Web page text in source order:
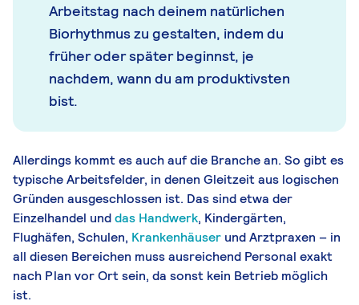
Arbeitstag nach deinem natürlichen
Biorhythmus zu gestalten, indem du
früher oder später beginnst, je
nachdem, wann du am produktivsten
bist.
Allerdings kommt es auch auf die Branche an. So gibt es
typische Arbeitsfelder, in denen Gleitzeit aus logischen
Gründen ausgeschlossen ist. Das sind etwa der
Einzelhandel unddas Handwerk, Kindergärten,
Flughäfen, Schulen, Krankenhäuser und Arztpraxen – in
all diesen Bereichen muss ausreichend Personal exakt
nach Plan vor Ort sein, da sonst kein Betrieb möglich
ist.